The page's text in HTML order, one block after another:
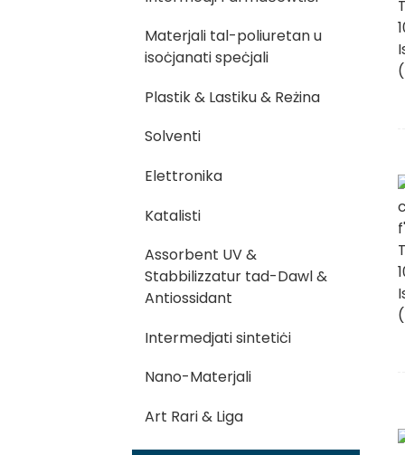
Materjali tal-poliuretan u
isoċjanati speċjali
Plastik & Lastiku & Reżina
Solventi
Elettronika
Katalisti
Assorbent UV &
Stabbilizzatur tad-Dawl &
Antiossidant
Intermedjati sintetiċi
Nano-Materjali
Art Rari & Liga